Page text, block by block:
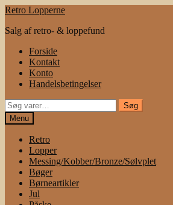
Spring
navigation
Spring
indhold
Retro Lopperne
Salg af retro- & loppefund
Forside
Kontakt
Konto
Handelsbetingelser
Søg
efter:
Søg
Menu
Retro
Lopper
Messing/Kobber/Bronze/Sølvplet
Bøger
Børneartikler
Jul